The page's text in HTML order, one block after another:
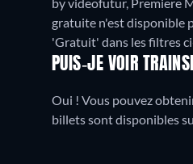
gratuite n'est disponible
'Gratuit' dans les filtres
PUIS-JE VOIR
Oui ! Vous pouvez
billets sont disponibles